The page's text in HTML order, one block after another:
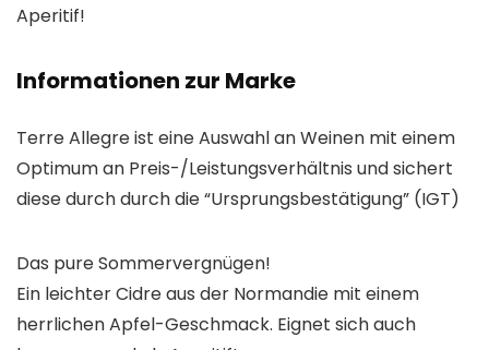
Aperitif!
Informationen zur Marke
Terre Allegre ist eine Auswahl an Weinen mit einem
Optimum an Preis-/Leistungsverhältnis und sichert
diese durch durch die “Ursprungsbestätigung” (IGT)
Das pure Sommervergnügen!
Ein leichter Cidre aus der Normandie mit einem
herrlichen Apfel-Geschmack. Eignet sich auch